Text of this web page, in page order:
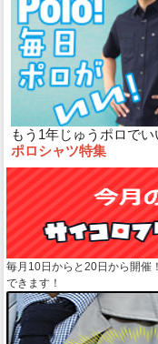
もう1年じゅうポロでい
ポロシャツ特集
毎月10日からと20日から開催
できます！